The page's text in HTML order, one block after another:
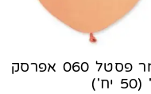
גיימר פסטל 060 אפרסק